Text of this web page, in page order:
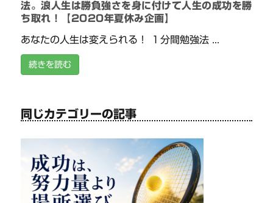
法。浪人生は勝負強さを身に付けて人生の成功を勝
ち取れ！【2020年夏休み企画】
あなたの人生は変えられる！ １分間勉強法 ...
続きを読む
同じカテゴリーの記事